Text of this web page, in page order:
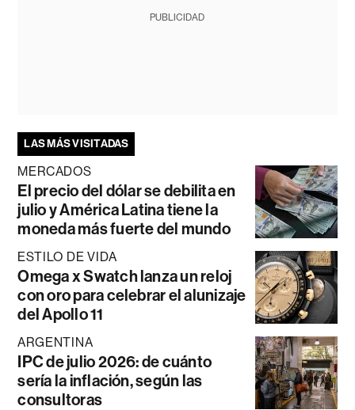
PUBLICIDAD
LAS MÁS VISITADAS
MERCADOS
El precio del dólar se debilita en
julio y América Latina tiene la
moneda más fuerte del mundo
ESTILO DE VIDA
Omega x Swatch lanza un reloj
con oro para celebrar el alunizaje
del Apollo 11
ARGENTINA
IPC de julio 2026: de cuánto
sería la inflación, según las
consultoras